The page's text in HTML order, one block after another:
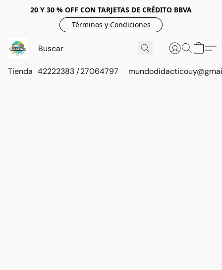
20 Y 30 % OFF CON TARJETAS DE CRÉDITO BBVA
Términos y Condiciones
Tienda 42222383 / 27064797